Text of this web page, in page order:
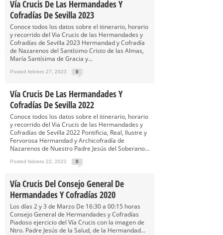
Vía Crucis De Las Hermandades Y
Cofradías De Sevilla 2023
Conoce todos los datos sobre el itinerario, horario
y recorrido del Via Crucis de las Hermandades y
Cofradías de Sevilla 2023 Hermandad y Cofradía
de Nazarenos del Santísimo Cristo de las Almas,
María Santísima de Gracia y...
Posted febrero 27, 2023 0
Vía Crucis De Las Hermandades Y
Cofradías De Sevilla 2022
Conoce todos los datos sobre el itinerario, horario
y recorrido del Via Crucis de las Hermandades y
Cofradías de Sevilla 2022 Pontificia, Real, Ilustre y
Fervorosa Hermandad y Archicofradía de
Nazarenos de Nuestro Padre Jesús del Soberano...
Posted febrero 22, 2022 0
Vía Crucis Del Consejo General De
Hermandades Y Cofradías 2020
Los días 2 y 3 de Marzo De 16:30 a 00:15 horas
Consejo General de Hermandades y Cofradías
Piadoso ejercicio del Vía Crucis con la imagen de
Ntro. Padre Jesús de la Salud, de la Hermandad...